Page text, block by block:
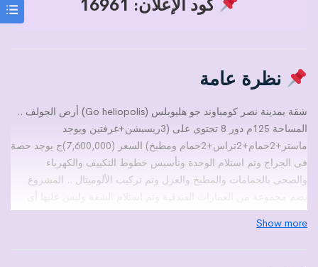
كود الإعلان: 16961
نظرة عامة
شقة بمدينة نصر كومباوند جو هليوبلس (Go heliopolis) أرض الجولف ..
المساحة 125م دور 8 تحتوى على (3ريسبشن+غرفتين ويوجد
ماستر+2حمام+2تراس+2حمام ومطبخ) السعر (7,600,000)ج يوجد حصة
فى الجراج وتم استلام الوحدة وتأسيس خطوط التكييف والكهرباء
والصحى بالحمامات والمطبخ والعزل وتم تركيب الألوميتال .. المشروع
يضم مجموعة من العمارات الفندقية وتم استلام الشقة وليس عليها أى
التزامات
Show more